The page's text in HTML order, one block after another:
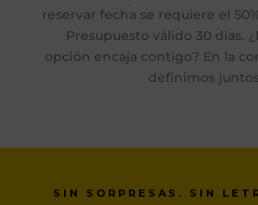
reservar fecha se requiere el
Presupuesto válido 30 días.
opción encaja contigo? En la
definimos
SIN SORPRESAS. SIN